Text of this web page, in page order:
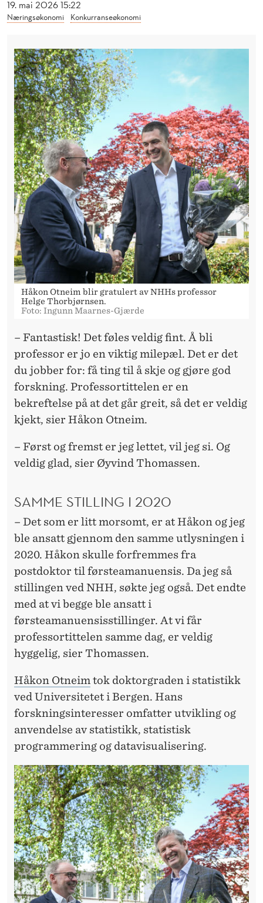
R19. mai 2026 15:22
Næringsøkonomi Konkurranseøkonomi
Håkon Otneim blir gratulert av NHHs professor
Helge Thorbjørnsen.
Foto: Ingunn Maarnes-Gjærde
– Fantastisk! Det føles veldig fint. Å bli
professor er jo en viktig milepæl. Det er det
du jobber for: få ting til å skje og gjøre god
forskning. Professortittelen er en
bekreftelse på at det går greit, så det er veldig
kjekt, sier Håkon Otneim.
– Først og fremst er jeg lettet, vil jeg si. Og
veldig glad, sier Øyvind Thomassen.
SAMME STILLING I 2020
– Det som er litt morsomt, er at Håkon og jeg
ble ansatt gjennom den samme utlysningen i
2020. Håkon skulle forfremmes fra
postdoktor til førsteamanuensis. Da jeg så
stillingen ved NHH, søkte jeg også. Det endte
med at vi begge ble ansatt i
førsteamanuensisstillinger. At vi får
professortittelen samme dag, er veldig
hyggelig, sier Thomassen.
Håkon Otneimtok doktorgraden i statistikk
ved Universitetet i Bergen. Hans
forskningsinteresser omfatter utvikling og
anvendelse av statistikk, statistisk
programmering og datavisualisering.